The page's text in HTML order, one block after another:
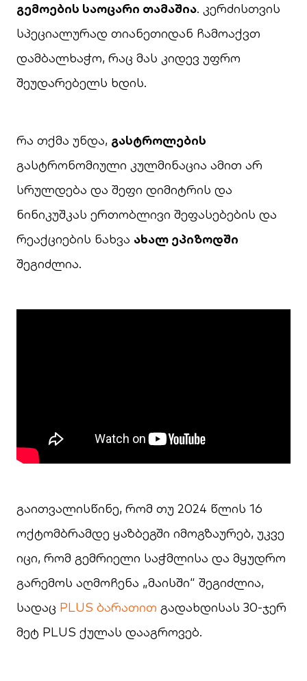
გემოების საოცარი თამაშია. კერძისთვის
სპეციალურად თიანეთიდან ჩამოაქვთ
დამბალხაჭო, რაც მას კიდევ უფრო
შეუდარებელს ხდის.
რა თქმა უნდა, გასტროლების
გასტრონომიული კულმინაცია ამით არ
სრულდება და შეფი დიმიტრის და
ნინიკუშკას ერთობლივი შეფასებების და
რეაქციების ნახვა ახალ ეპიზოდში
შეგიძლია.
გაითვალისწინე, რომ თუ 2024 წლის 16
ოქტომბრამდე ყაზბეგში იმოგზაურებ, უკვე
იცი, რომ გემრიელი საჭმლისა და მყუდრო
გარემოს აღმოჩენა „მაისში“ შეგიძლია,
სადაც PLUS ბარათით გადახდისას 30-ჯერ
მეტ PLUS ქულას დააგროვებ.